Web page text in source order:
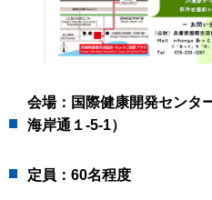
会場：国際健康開発セン
海岸通１-5-1）
定員：60名程度